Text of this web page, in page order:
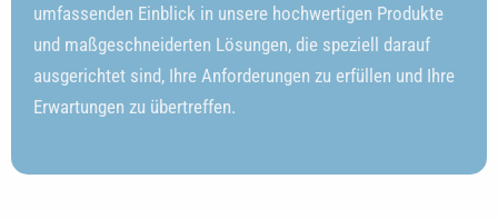
umfassenden Einblick in unsere hochwertigen Produkte
und maßgeschneiderten Lösungen, die speziell darauf
ausgerichtet sind, Ihre Anforderungen zu erfüllen und Ihre
Erwartungen zu übertreffen.